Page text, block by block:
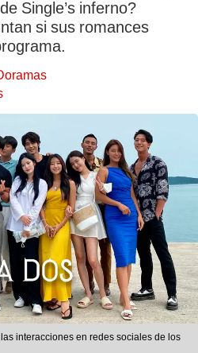
Single’s inferno?
si sus romances
interacciones en redes sociales de los